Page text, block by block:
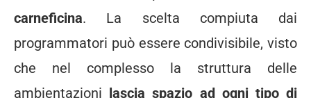
carneficina. La scelta compiuta dai
programmatori può essere condivisibile, visto
che nel complesso la struttura delle
ambientazioni lascia spazio ad ogni tipo di